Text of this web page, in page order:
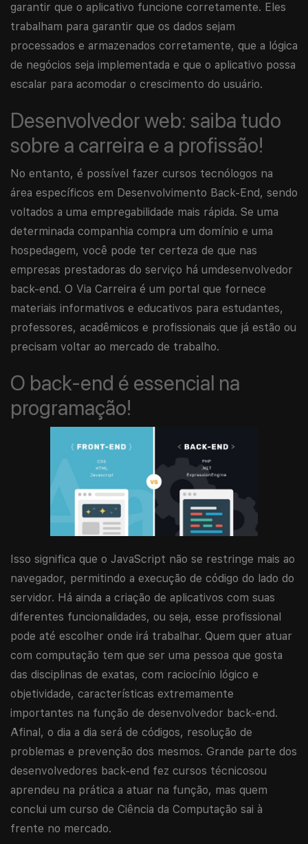
garantir que o aplicativo funcione corretamente. Eles
trabalham para garantir que os dados sejam
processados e armazenados corretamente, que a lógica
de negócios seja implementada e que o aplicativo possa
escalar para acomodar o crescimento do usuário.
Desenvolvedor web: saiba tudo
sobre a carreira e a profissão!
No entanto, é possível fazer cursos tecnólogos na
área específicos em Desenvolvimento Back-End, sendo
voltados a uma empregabilidade mais rápida. Se uma
determinada companhia compra um domínio e uma
hospedagem, você pode ter certeza de que nas
empresas prestadoras do serviço há umdesenvolvedor
back-end. O Via Carreira é um portal que fornece
materiais informativos e educativos para estudantes,
professores, acadêmicos e profissionais que já estão ou
precisam voltar ao mercado de trabalho.
O back-end é essencial na
programação!
Isso significa que o JavaScript não se restringe mais ao
navegador, permitindo a execução de código do lado do
servidor. Há ainda a criação de aplicativos com suas
diferentes funcionalidades, ou seja, esse profissional
pode até escolher onde irá trabalhar. Quem quer atuar
com computação tem que ser uma pessoa que gosta
das disciplinas de exatas, com raciocínio lógico e
objetividade, características extremamente
importantes na função de desenvolvedor back-end.
Afinal, o dia a dia será de códigos, resolução de
problemas e prevenção dos mesmos. Grande parte dos
desenvolvedores back-end fez cursos técnicosou
aprendeu na prática a atuar na função, mas quem
conclui um curso de Ciência da Computação sai à
frente no mercado.